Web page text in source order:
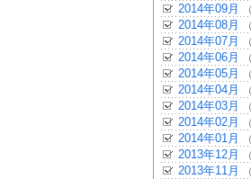
2014年09月
2014年08月
2014年07月
2014年06月
2014年05月
2014年04月
2014年03月
2014年02月
2014年01月
2013年12月
2013年11月